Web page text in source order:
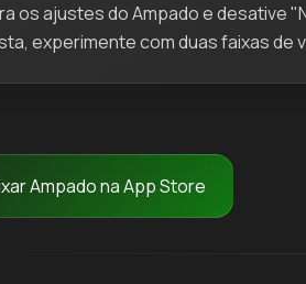
os ajustes do Ampado e desative
experimente com duas faixas de
Ampado na App Store